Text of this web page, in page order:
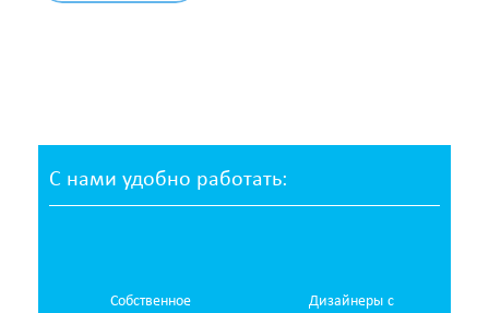
С нами удобно работать:
Собственное
Дизайнеры с